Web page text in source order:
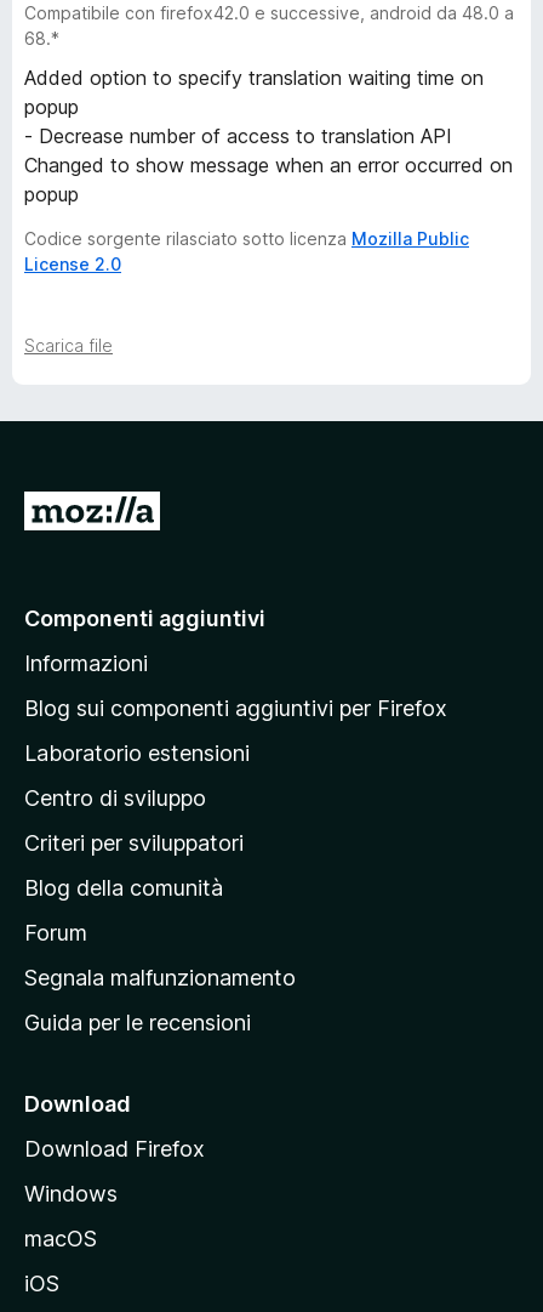
Compatibile con firefox42.0 e successive, android da 48.0 a
68.*
Added option to specify translation waiting time on
popup
- Decrease number of access to translation API
Changed to show message when an error occurred on
popup
Codice sorgente rilasciato sotto licenza Mozilla Public
License 2.0
Scarica file
V
a
l
a
a
g
i
a
p
r
n
i
a
l
e
e
Componenti aggiuntivi
Informazioni
Blog sui componenti aggiuntivi per Firefox
Laboratorio estensioni
Centro di sviluppo
Criteri per sviluppatori
Blog della comunità
Forum
Segnala malfunzionamento
Guida per le recensioni
Download
Download Firefox
Windows
macOS
iOS